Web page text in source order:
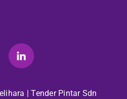
|Tender Pintar Sdn